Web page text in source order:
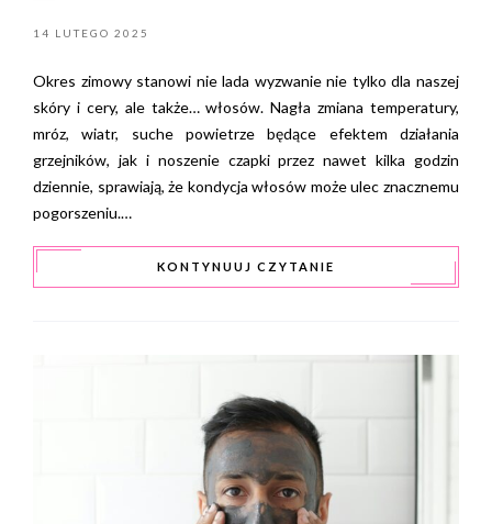
14 LUTEGO 2025
Okres zimowy stanowi nie lada wyzwanie nie tylko dla naszej
skóry i cery, ale także… włosów. Nagła zmiana temperatury,
mróz, wiatr, suche powietrze będące efektem działania
grzejników, jak i noszenie czapki przez nawet kilka godzin
dziennie, sprawiają, że kondycja włosów może ulec znacznemu
pogorszeniu.…
KONTYNUUJ CZYTANIE